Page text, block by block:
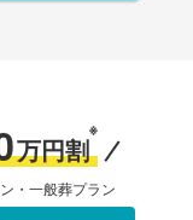
万円割
※
・一般葬プラン